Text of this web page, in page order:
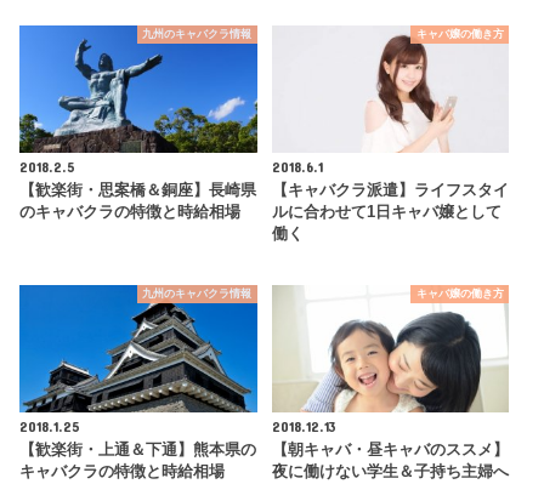
九州のキャバクラ情報
2018.2.5
【歓楽街・思案橋＆銅座】長崎県
のキャバクラの特徴と時給相場
キャバ嬢の働き方
2018.6.1
【キャバクラ派遣】ライフスタイ
ルに合わせて1日キャバ嬢として
働く
九州のキャバクラ情報
2018.1.25
【歓楽街・上通＆下通】熊本県の
キャバクラの特徴と時給相場
キャバ嬢の働き方
2018.12.13
【朝キャバ・昼キャバのススメ】
夜に働けない学生＆子持ち主婦へ